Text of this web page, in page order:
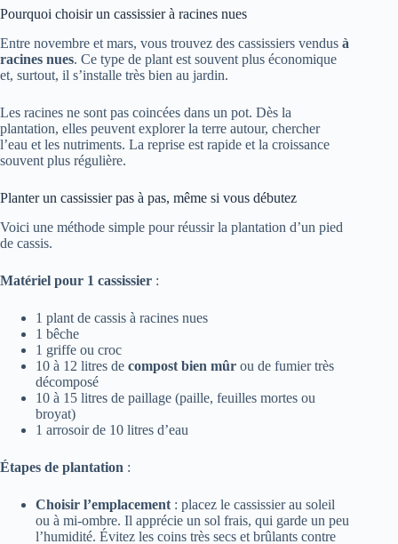
Pourquoi choisir un cassissier à racines nues
Entre novembre et mars, vous trouvez des cassissiers vendus à
racines nues. Ce type de plant est souvent plus économique
et, surtout, il s’installe très bien au jardin.
Les racines ne sont pas coincées dans un pot. Dès la
plantation, elles peuvent explorer la terre autour, chercher
l’eau et les nutriments. La reprise est rapide et la croissance
souvent plus régulière.
Planter un cassissier pas à pas, même si vous débutez
Voici une méthode simple pour réussir la plantation d’un pied
de cassis.
Matériel pour 1 cassissier :
1 plant de cassis à racines nues
1 bêche
1 griffe ou croc
10 à 12 litres de compost bien mûr ou de fumier très
décomposé
10 à 15 litres de paillage (paille, feuilles mortes ou
broyat)
1 arrosoir de 10 litres d’eau
Étapes de plantation :
Choisir l’emplacement : placez le cassissier au soleil
ou à mi-ombre. Il apprécie un sol frais, qui garde un peu
l’humidité. Évitez les coins très secs et brûlants contre